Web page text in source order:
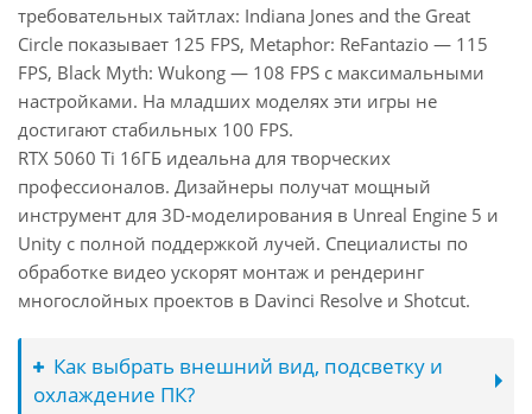
требовательных тайтлах: Indiana Jones and the Great
Circle показывает 125 FPS, Metaphor: ReFantazio — 115
FPS, Black Myth: Wukong — 108 FPS с максимальными
настройками. На младших моделях эти игры не
достигают стабильных 100 FPS.
RTX 5060 Ti 16ГБ идеальна для творческих
профессионалов. Дизайнеры получат мощный
инструмент для 3D-моделирования в Unreal Engine 5 и
Unity с полной поддержкой лучей. Специалисты по
обработке видео ускорят монтаж и рендеринг
многослойных проектов в Davinci Resolve и Shotcut.
Как выбрать внешний вид, подсветку и
охлаждение ПК?